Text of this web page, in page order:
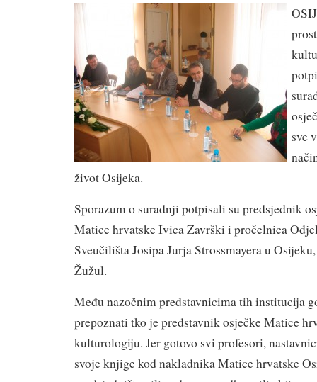
sve
život Osijeka.
Sporazum o suradnji potpisali su predsjednik
Matice hrvatske Ivica Završki i pročelnica
Sveučilišta Josipa Jurja Strossmayera u
Žužul.
Među nazočnim predstavnicima tih institucija
prepoznati tko je predstavnik osječke Matice
kulturologiju. Jer gotovo svi profesori,
svoje knjige kod nakladnika Matice hrvatske